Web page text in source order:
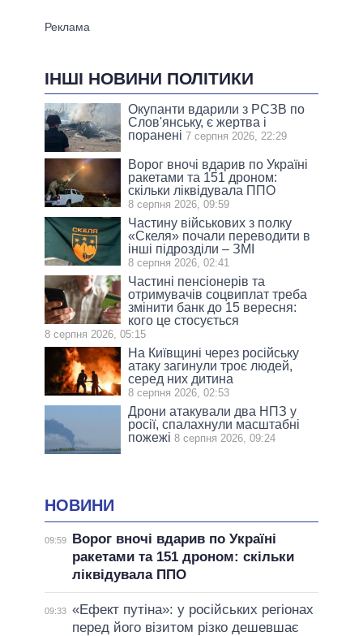
ІНШІ НОВИНИ ПОЛІТИКИ
Окупанти вдарили з РСЗВ по
Слов'янську, є жертва і
поранені 7 серпня 2026, 22:29
Ворог вночі вдарив по Україні
ракетами та 151 дроном:
скільки ліквідувала ППО
8 серпня 2026, 09:59
Частину військових з полку
«Скеля» почали переводити в
інші підрозділи – ЗМІ
8 серпня 2026, 02:41
Частині пенсіонерів та
отримувачів соцвиплат треба
змінити банк до 15 вересня:
кого це стосується
8 серпня 2026, 05:15
На Київщині через російську
атаку загинули троє людей,
серед них дитина
8 серпня 2026, 02:53
Дрони атакували два НПЗ у
росії, спалахнули масштабні
пожежі 8 серпня 2026, 09:24
НОВИНИ
09:59
Ворог вночі вдарив по Україні
ракетами та 151 дроном: скільки
ліквідувала ППО
09:33 «Ефект путіна»: у російських регіонах
перед його візитом різко дешевшає